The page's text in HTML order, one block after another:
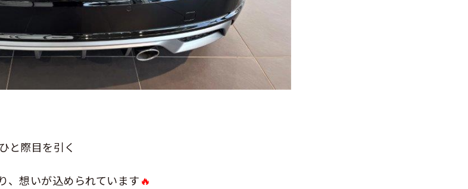
と際目を引く
、想いが込められています🔥